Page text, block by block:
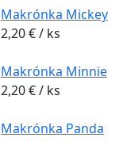
Makrónka Mickey
2,20€/ ks
Makrónka Minnie
2,20€/ ks
Makrónka Panda